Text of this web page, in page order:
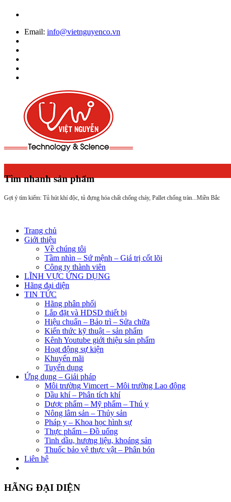
Email: info@vietnguyenco.vn
Tìm nhanh sản phẩm
Gợi ý tìm kiếm: Tủ hút khí độc, tủ đựng hóa chất chống cháy, Pallet chống tràn... Miền Bắc
Trang chủ
Giới thiệu
Về chúng tôi
Tầm nhìn – Sứ mệnh – Giá trị cốt lõi
Công ty thành viên
LĨNH VỰC ỨNG DỤNG
Hãng đại diện
TIN TỨC
Hãng phân phối
Lắp đặt và HDSD thiết bị
Hiệu chuẩn – Bảo trì – Sửa chữa
Kiến thức kỹ thuật – sản phẩm
Kênh Youtube giới thiệu sản phẩm
Hoạt động sự kiện
Khuyến mãi
Tuyển dụng
Ứng dụng – Giải pháp
Môi trường Vimcert – Môi trường Lao động
Dầu khí – Phân tích khí
Dược phẩm – Mỹ phẩm – Thú y
Nông lâm sản – Thủy sản
Pháp y – Khoa học hình sự
Thực phẩm – Đồ uống
Tinh dầu, hương liệu, khoáng sản
Thuốc bảo vệ thực vật – Phân bón
Liên hệ
HÃNG ĐẠI DIỆN